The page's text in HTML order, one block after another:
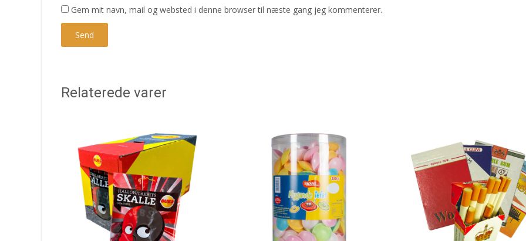
Gem mit navn, mail og websted i denne browser til næste gang jeg kommenterer.
Relaterede varer